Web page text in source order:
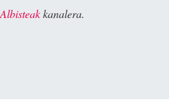
kanalera.